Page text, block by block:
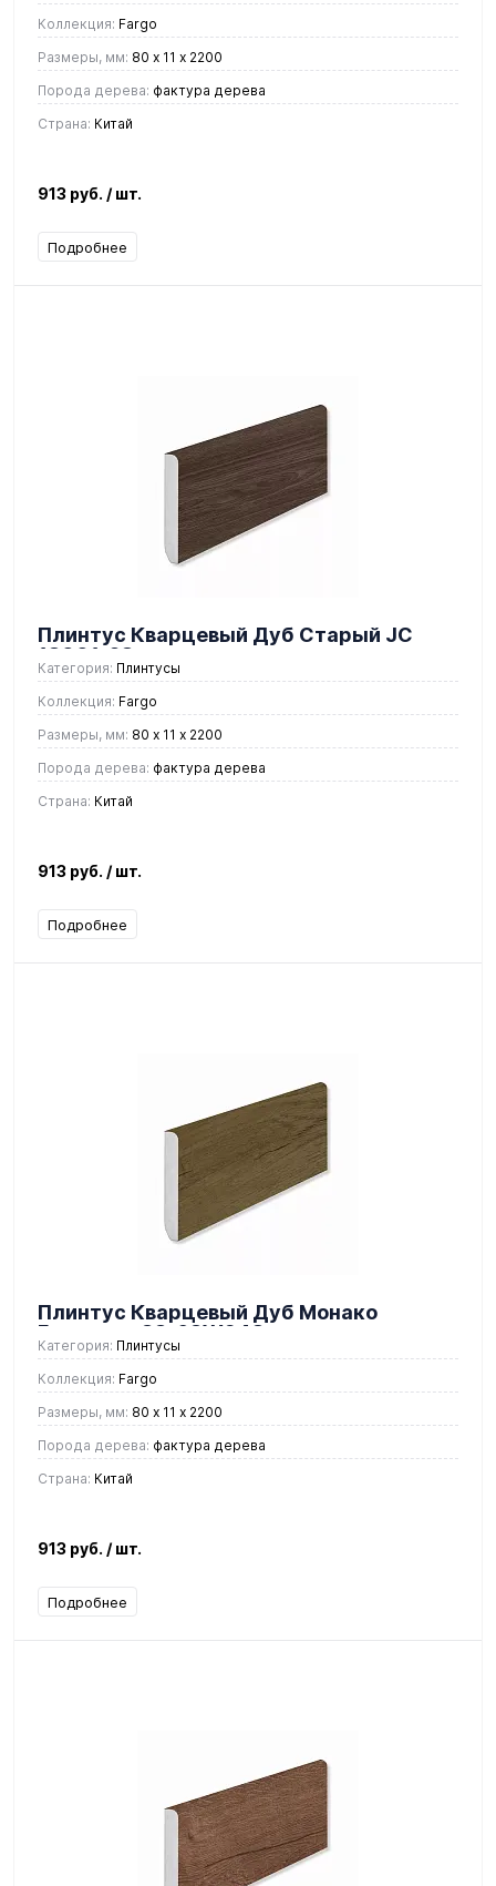
Коллекция: Fargo
Размеры, мм: 80 х 11 х 2200
Порода дерева: фактура дерева
Страна: Китай
913 руб. / шт.
Подробнее
Плинтус Кварцевый Дуб Старый JC
18001-28
Категория: Плинтусы
Коллекция: Fargo
Размеры, мм: 80 х 11 х 2200
Порода дерева: фактура дерева
Страна: Китай
913 руб. / шт.
Подробнее
Плинтус Кварцевый Дуб Монако
Градиент 33-63W948
Категория: Плинтусы
Коллекция: Fargo
Размеры, мм: 80 х 11 х 2200
Порода дерева: фактура дерева
Страна: Китай
913 руб. / шт.
Подробнее